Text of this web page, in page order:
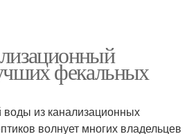
фекальных
воды из канализационных
волнует многих владельцев